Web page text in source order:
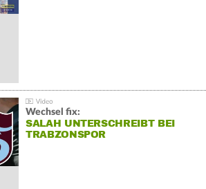
Wechsel fix:
SALAH UNTERSCHREIBT BEI
TRABZONSPOR